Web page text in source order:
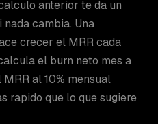
anterior te da un
cambia. Una
crecer el MRR cada
el burn neto mes a
MRR al 10% mensual
rapido que lo que sugiere